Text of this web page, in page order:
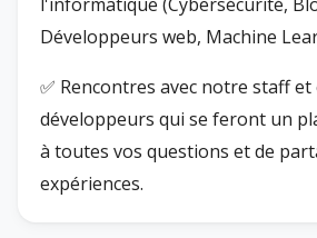
Développeurs web, Machine
✅ Rencontres avec notre staff
développeurs qui se feront un
à toutes vos questions et de
expériences.